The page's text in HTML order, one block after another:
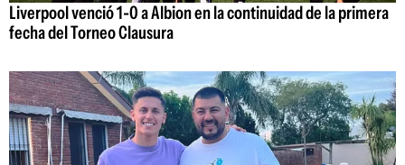
Liverpool venció 1-0 a Albion en la continuidad de la primera
fecha del Torneo Clausura